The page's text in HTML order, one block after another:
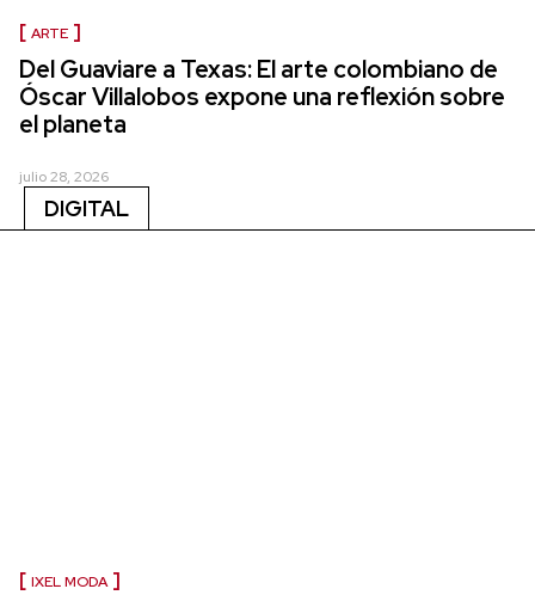
ARTE
Del Guaviare a Texas: El arte colombiano de
Óscar Villalobos expone una reflexión sobre
el planeta
julio 28, 2026
DIGITAL
IXEL MODA